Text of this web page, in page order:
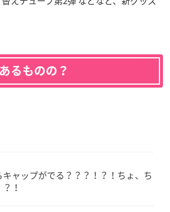
るものの？
ャップがでる？？？！？！ちょ、ち
！